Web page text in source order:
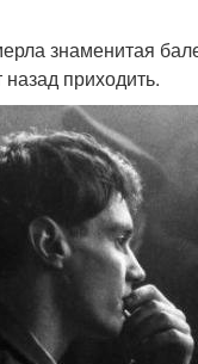
знаменитая
приходить.